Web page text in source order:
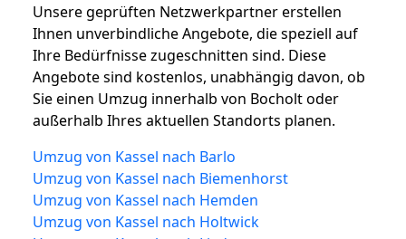
Unsere geprüften Netzwerkpartner erstellen
Ihnen unverbindliche Angebote, die speziell auf
Ihre Bedürfnisse zugeschnitten sind. Diese
Angebote sind kostenlos, unabhängig davon, ob
Sie einen Umzug innerhalb von Bocholt oder
außerhalb Ihres aktuellen Standorts planen.
Umzug von Kassel nach Barlo
Umzug von Kassel nach Biemenhorst
Umzug von Kassel nach Hemden
Umzug von Kassel nach Holtwick